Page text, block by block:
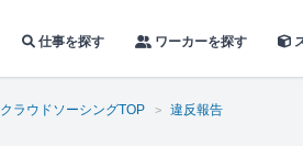
仕事を探す ワーカーを探す
クラウドソーシングTOP 違反報告